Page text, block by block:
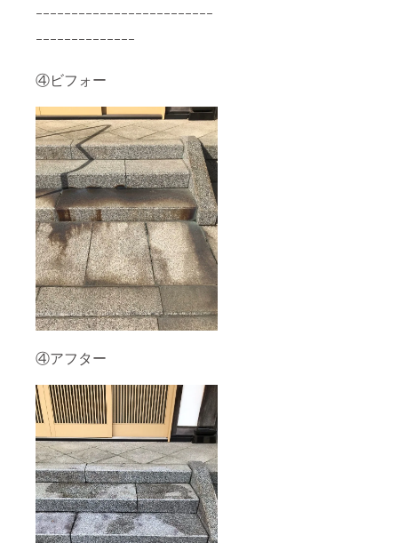
ｰｰｰｰｰｰｰｰｰｰｰｰｰｰｰｰｰｰｰｰｰｰｰｰｰ
ｰｰｰｰｰｰｰｰｰｰｰｰｰｰ
④ビフォー
④アフター